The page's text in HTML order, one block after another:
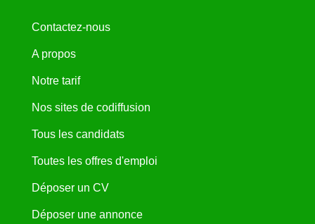
Contactez-nous
A propos
Notre tarif
Nos sites de codiffusion
Tous les candidats
Toutes les offres d'emploi
Déposer un CV
Déposer une annonce